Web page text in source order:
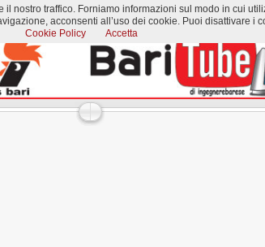
traffico. Forniamo informazioni sul modo in cui
acconsenti all’uso dei cookie. Puoi disattivare i
Cookie Policy
Accetta